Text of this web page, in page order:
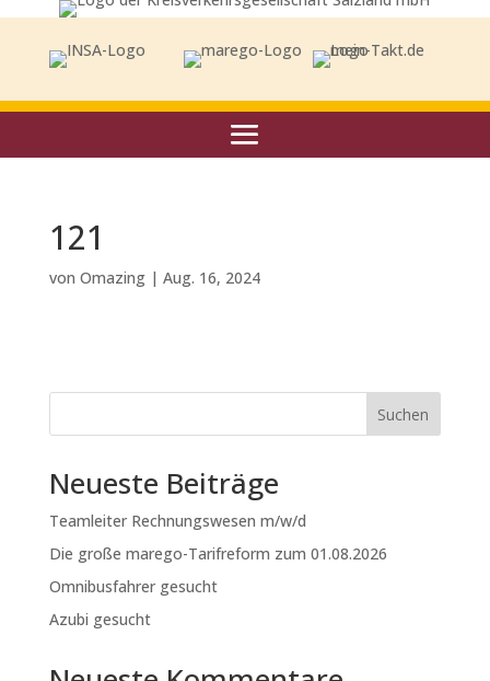
121
von Omazing| Aug. 16, 2024
Suchen
Neueste Beiträge
Teamleiter Rechnungswesen m/w/d
Die große marego-Tarifreform zum 01.08.2026
Omnibusfahrer gesucht
Azubi gesucht